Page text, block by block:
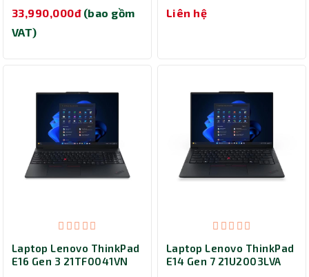
16GB/ SSD 1TB/ 2Y/ Đen)
33,990,000đ (bao gồm
VAT)
SSD 512GB/ 2Y/ Đen)
Liên hệ
Laptop Lenovo ThinkPad
E16 Gen 3 21TF0041VN
Laptop Lenovo ThinkPad
E14 Gen 7 21U2003LVA